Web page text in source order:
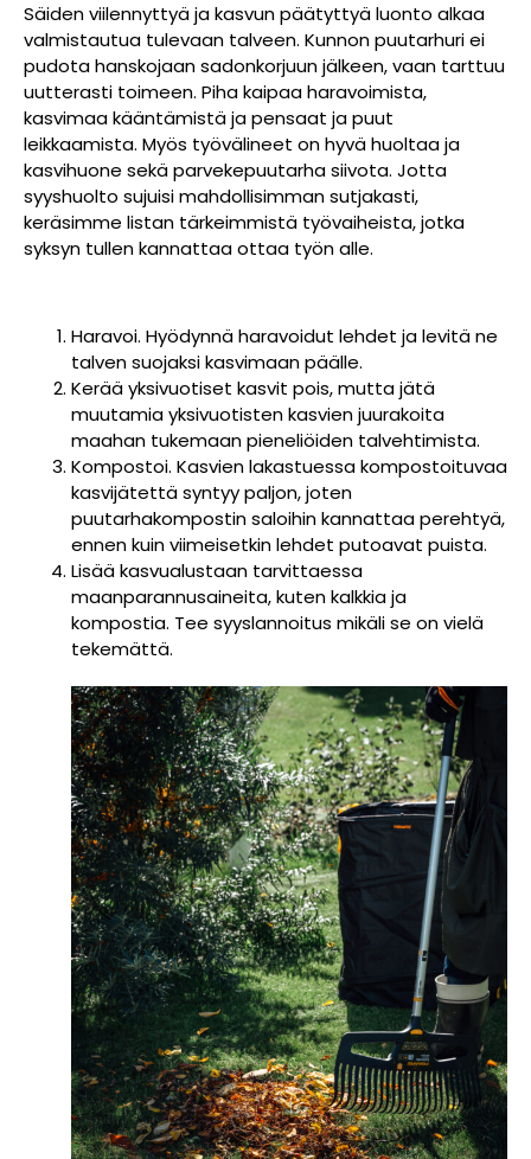
Säiden viilennyttyä ja kasvun päätyttyä luonto alkaa
valmistautua tulevaan talveen. Kunnon puutarhuri ei
pudota hanskojaan sadonkorjuun jälkeen, vaan tarttuu
uutterasti toimeen. Piha kaipaa haravoimista,
kasvimaa kääntämistä ja pensaat ja puut
leikkaamista. Myös työvälineet on hyvä huoltaa ja
kasvihuone sekä parvekepuutarha siivota. Jotta
syyshuolto sujuisi mahdollisimman sutjakasti,
keräsimme listan tärkeimmistä työvaiheista, jotka
syksyn tullen kannattaa ottaa työn alle.
Haravoi. Hyödynnä haravoidut lehdet ja levitä ne
talven suojaksi kasvimaan päälle.
Kerää yksivuotiset kasvit pois, mutta jätä
muutamia yksivuotisten kasvien juurakoita
maahan tukemaan pieneliöiden talvehtimista.
Kompostoi. Kasvien lakastuessa kompostoituvaa
kasvijätettä syntyy paljon, joten
puutarhakompostin saloihin kannattaa perehtyä,
ennen kuin viimeisetkin lehdet putoavat puista.
Lisää kasvualustaan tarvittaessa
maanparannusaineita, kuten kalkkia ja
kompostia. Tee syyslannoitus mikäli se on vielä
tekemättä.